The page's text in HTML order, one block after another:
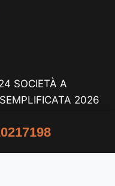
SOCIETÀ A
2026